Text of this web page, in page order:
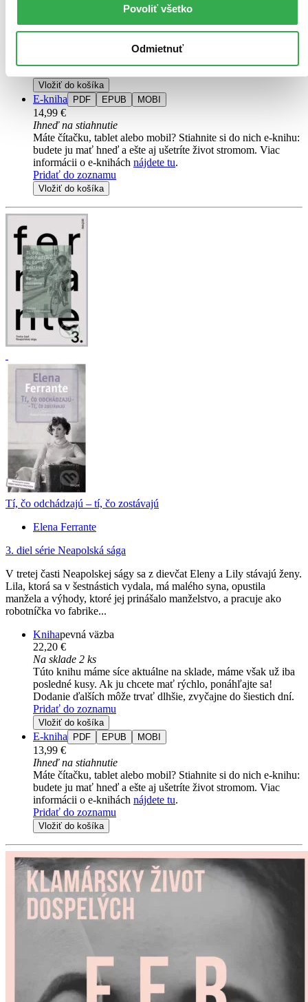
Povoliť všetko
Odmietnuť
okamžite! Ak si ju objednáte do 13:00 v pracovný deň,
odošleme vám ju ešte dnes, inak najneskôr nasledujúci
Vložiť do košíka
E-kniha PDF EPUB MOBI
14,99 €
Ihneď na stiahnutie
Máte čítačku, tablet alebo mobil? Stiahnite si do nich e-knihu:
budete ju mať hneď a ešte aj ušetríte život stromom. Viac
informácii o e-knihách nájdete tu.
Pridať do zoznamu
Vložiť do košíka
Tí, čo odchádzajú – tí, čo zostávajú
Elena Ferrante
3. diel série Neapolská sága
V tretej časti Neapolskej ságy sa z dievčat Eleny a Lily stávajú ženy.
Lila, ktorá sa v šestnástich vydala, má malého syna, opustila
manžela a výhody, ktoré jej prinášalo manželstvo, a pracuje ako
robotníčka vo fabrike...
Knihapevná väzba
22,20 €
Na sklade 2 ks
Túto knihu máme síce aktuálne na sklade, máme však už iba
posledné kusy. Ak ju chcete mať rýchlo, ponáhľajte sa!
Dodanie ďalších môže trvať dlhšie, zvyčajne do šiestich dní.
Pridať do zoznamu
Vložiť do košíka
E-kniha PDF EPUB MOBI
13,99 €
Ihneď na stiahnutie
Máte čítačku, tablet alebo mobil? Stiahnite si do nich e-knihu:
budete ju mať hneď a ešte aj ušetríte život stromom. Viac
informácii o e-knihách nájdete tu.
Pridať do zoznamu
Vložiť do košíka